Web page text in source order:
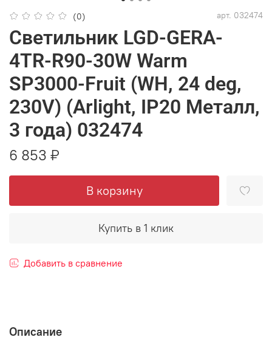
(0) арт. 032474
Светильник LGD-GERA-
4TR-R90-30W Warm
SP3000-Fruit (WH, 24 deg,
230V) (Arlight, IP20 Металл,
3 года) 032474
6 853 ₽
В корзину
Купить в 1 клик
Добавить в сравнение
Описание